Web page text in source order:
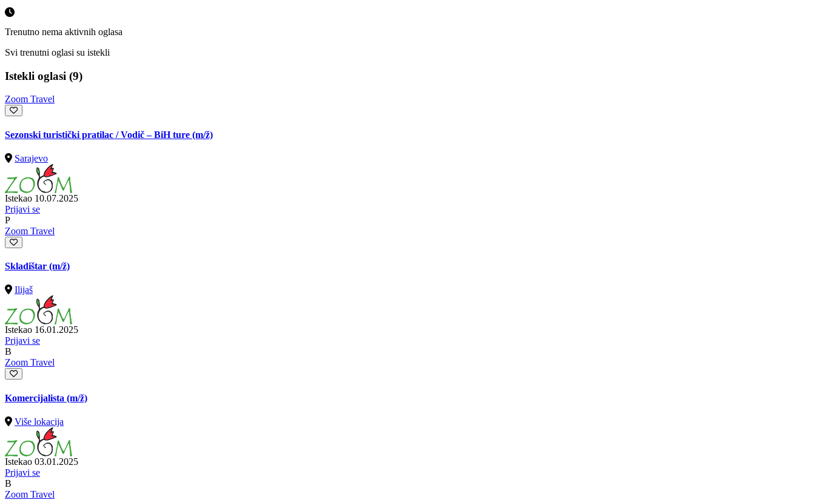
Trenutno nema aktivnih oglasa
Svi trenutni oglasi su istekli
Istekli oglasi (9)
Zoom Travel
Sezonski turistički pratilac / Vodič – BiH ture (m/ž)
Sarajevo
Istekao 10.07.2025
Prijavi se
P
Zoom Travel
Skladištar (m/ž)
Ilijaš
Istekao 16.01.2025
Prijavi se
B
Zoom Travel
Komercijalista (m/ž)
Više lokacija
Istekao 03.01.2025
Prijavi se
B
Zoom Travel